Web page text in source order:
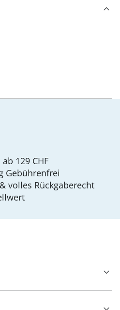
129 CHF
Gebührenfrei
volles Rückgaberecht